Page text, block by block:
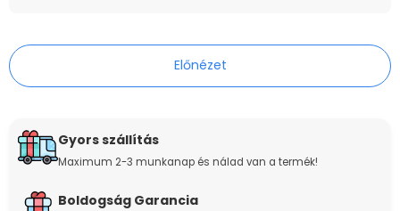
Előnézet
Gyors szállítás
Maximum 2-3 munkanap és nálad van a termék!
Boldogság Garancia